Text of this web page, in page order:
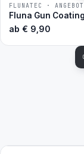
BESTSELLER
FLUNATEC ·
Fluna Gun
ab € 9,90